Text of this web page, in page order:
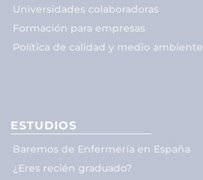
Universidades colaboradoras
Formación para empresas
Política de calidad y medio ambiente
ESTUDIOS
Baremos de Enfermería en España
¿Eres recién graduado?